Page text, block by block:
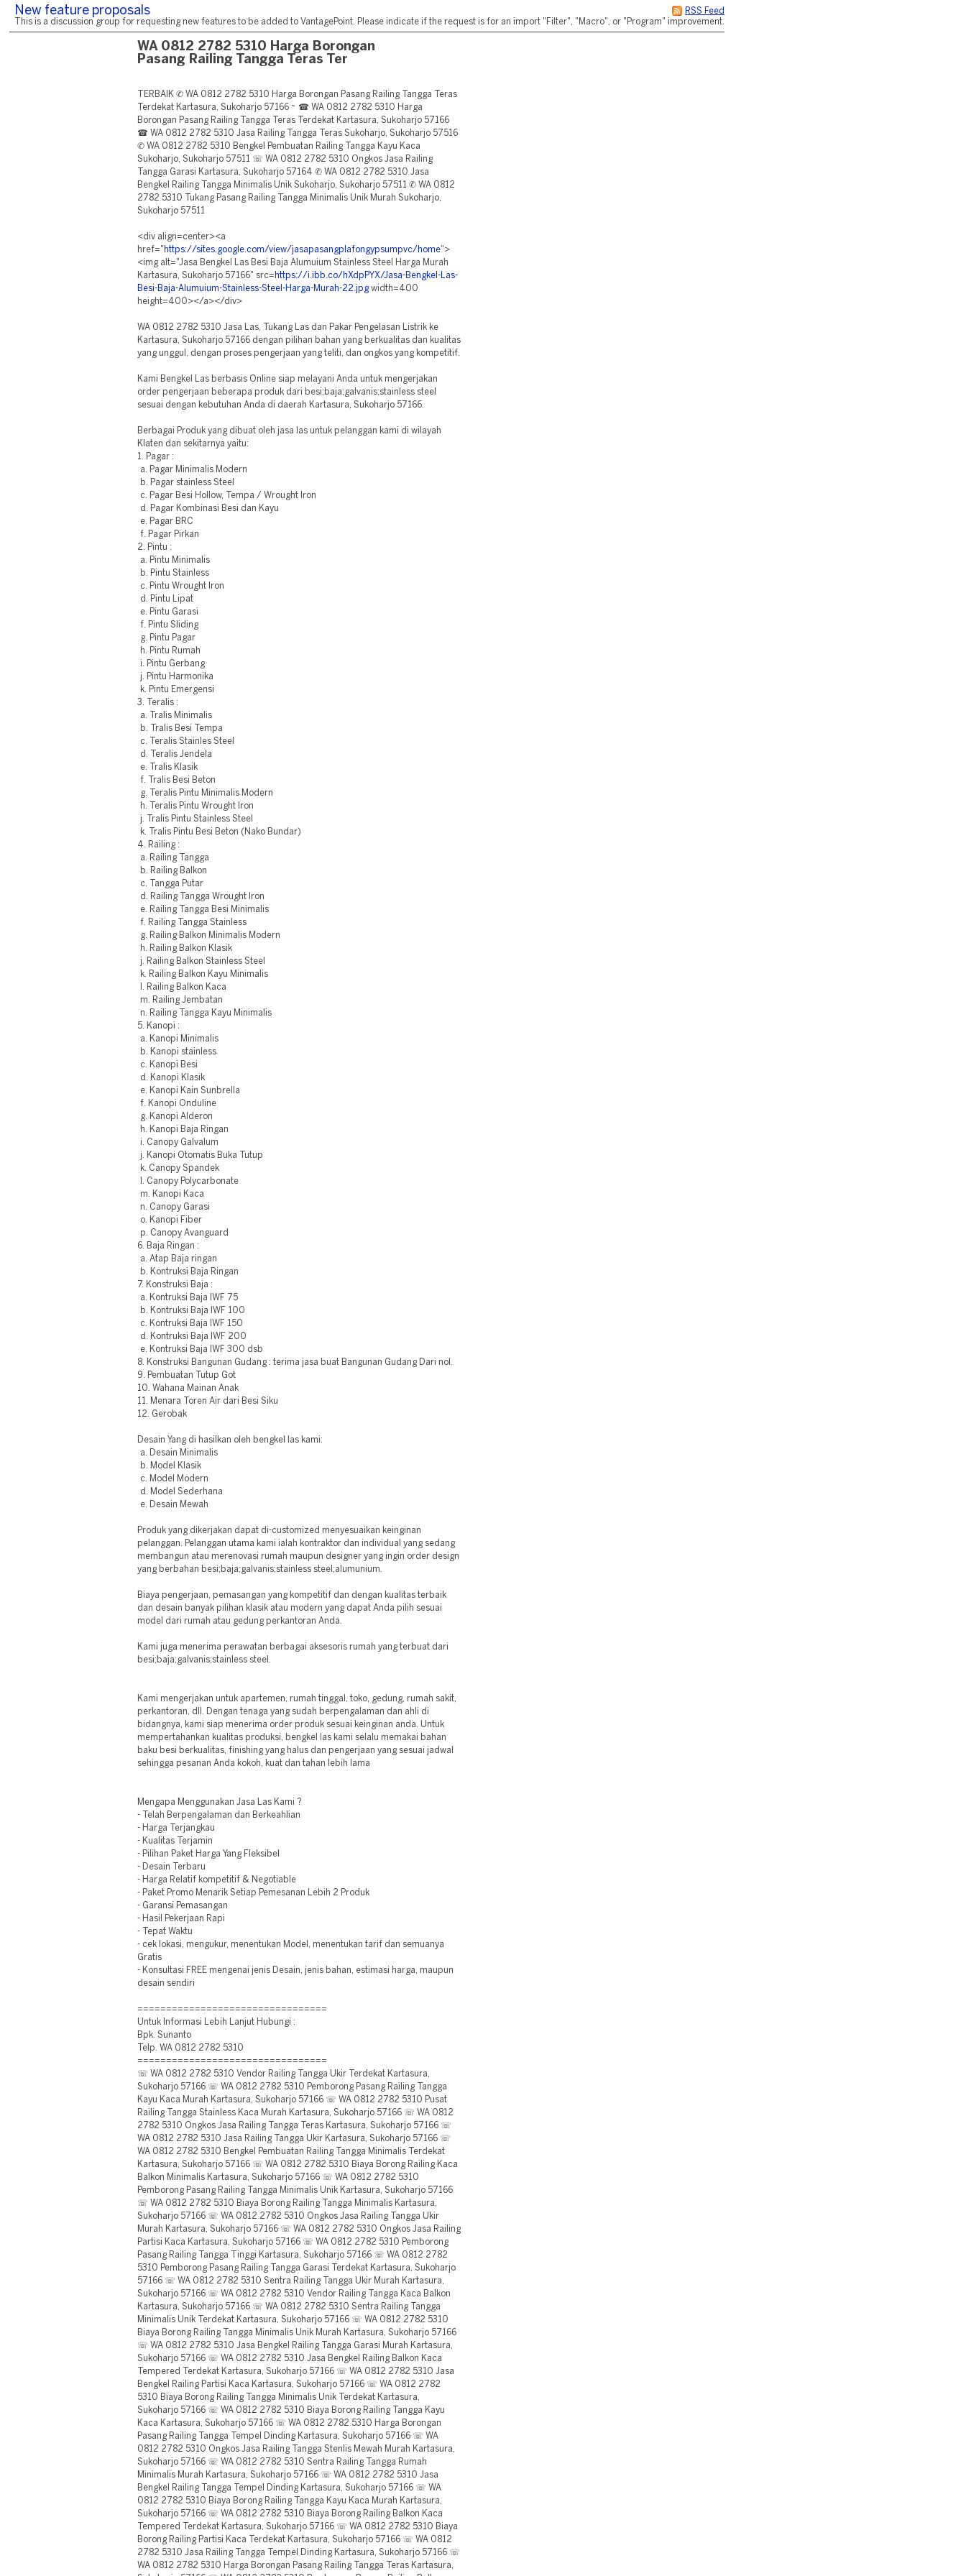
RSS Feed
New feature proposals
This is a discussion group for requesting new features to be added to VantagePoint. Please indicate if the request is for an import "Filter", "Macro", or "Program" improvement.
WA 0812 2782 5310 Harga Borongan
Pasang Railing Tangga Teras Ter
TERBAIK ✆ WA 0812 2782 5310 Harga Borongan Pasang Railing Tangga Teras
Terdekat Kartasura, Sukoharjo 57166 ~ ☎ WA 0812 2782 5310 Harga
Borongan Pasang Railing Tangga Teras Terdekat Kartasura, Sukoharjo 57166
☎ WA 0812 2782 5310 Jasa Railing Tangga Teras Sukoharjo, Sukoharjo 57516
✆ WA 0812 2782 5310 Bengkel Pembuatan Railing Tangga Kayu Kaca
Sukoharjo, Sukoharjo 57511 ☏ WA 0812 2782 5310 Ongkos Jasa Railing
Tangga Garasi Kartasura, Sukoharjo 57164 ✆ WA 0812 2782 5310 Jasa
Bengkel Railing Tangga Minimalis Unik Sukoharjo, Sukoharjo 57511 ✆ WA 0812
2782 5310 Tukang Pasang Railing Tangga Minimalis Unik Murah Sukoharjo,
Sukoharjo 57511
<div align=center><a
href=" https://sites.google.com/view/jasapasangplafongypsumpvc/home">
<img alt="Jasa Bengkel Las Besi Baja Alumuium Stainless Steel Harga Murah
Kartasura, Sukoharjo 57166" src= https://i.ibb.co/hXdpPYX/Jasa-Bengkel-Las-
Besi-Baja-Alumuium-Stainless-Steel-Harga-Murah-22.jpgwidth=400
height=400></a></div>
WA 0812 2782 5310 Jasa Las, Tukang Las dan Pakar Pengelasan Listrik ke
Kartasura, Sukoharjo 57166 dengan pilihan bahan yang berkualitas dan kualitas
yang unggul, dengan proses pengerjaan yang teliti, dan ongkos yang kompetitif.
Kami Bengkel Las berbasis Online siap melayani Anda untuk mengerjakan
order pengerjaan beberapa produk dari besi;baja;galvanis;stainless steel
sesuai dengan kebutuhan Anda di daerah Kartasura, Sukoharjo 57166.
Berbagai Produk yang dibuat oleh jasa las untuk pelanggan kami di wilayah
Klaten dan sekitarnya yaitu:
1. Pagar :
a. Pagar Minimalis Modern
b. Pagar stainless Steel
c. Pagar Besi Hollow, Tempa / Wrought Iron
d. Pagar Kombinasi Besi dan Kayu
e. Pagar BRC
f. Pagar Pirkan
2. Pintu :
a. Pintu Minimalis
b. Pintu Stainless
c. Pintu Wrought Iron
d. Pintu Lipat
e. Pintu Garasi
f. Pintu Sliding
g. Pintu Pagar
h. Pintu Rumah
i. Pintu Gerbang
j. Pintu Harmonika
k. Pintu Emergensi
3. Teralis :
a. Tralis Minimalis
b. Tralis Besi Tempa
c. Teralis Stainles Steel
d. Teralis Jendela
e. Tralis Klasik
f. Tralis Besi Beton
g. Teralis Pintu Minimalis Modern
h. Teralis Pintu Wrought Iron
j. Tralis Pintu Stainless Steel
k. Tralis Pintu Besi Beton (Nako Bundar)
4. Railing :
a. Railing Tangga
b. Railing Balkon
c. Tangga Putar
d. Railing Tangga Wrought Iron
e. Railing Tangga Besi Minimalis
f. Railing Tangga Stainless
g. Railing Balkon Minimalis Modern
h. Railing Balkon Klasik
j. Railing Balkon Stainless Steel
k. Railing Balkon Kayu Minimalis
l. Railing Balkon Kaca
m. Railing Jembatan
n. Railing Tangga Kayu Minimalis
5. Kanopi :
a. Kanopi Minimalis
b. Kanopi stainless
c. Kanopi Besi
d. Kanopi Klasik
e. Kanopi Kain Sunbrella
f. Kanopi Onduline
g. Kanopi Alderon
h. Kanopi Baja Ringan
i. Canopy Galvalum
j. Kanopi Otomatis Buka Tutup
k. Canopy Spandek
l. Canopy Polycarbonate
m. Kanopi Kaca
n. Canopy Garasi
o. Kanopi Fiber
p. Canopy Avanguard
6. Baja Ringan :
a. Atap Baja ringan
b. Kontruksi Baja Ringan
7. Konstruksi Baja :
a. Kontruksi Baja IWF 75
b. Kontruksi Baja IWF 100
c. Kontruksi Baja IWF 150
d. Kontruksi Baja IWF 200
e. Kontruksi Baja IWF 300 dsb
8. Konstruksi Bangunan Gudang : terima jasa buat Bangunan Gudang Dari nol.
9. Pembuatan Tutup Got
10. Wahana Mainan Anak
11. Menara Toren Air dari Besi Siku
12. Gerobak
Desain Yang di hasilkan oleh bengkel las kami:
a. Desain Minimalis
b. Model Klasik
c. Model Modern
d. Model Sederhana
e. Desain Mewah
Produk yang dikerjakan dapat di-customized menyesuaikan keinginan
pelanggan. Pelanggan utama kami ialah kontraktor dan individual yang sedang
membangun atau merenovasi rumah maupun designer yang ingin order design
yang berbahan besi;baja;galvanis;stainless steel;alumunium.
Biaya pengerjaan, pemasangan yang kompetitif dan dengan kualitas terbaik
dan desain banyak pilihan klasik atau modern yang dapat Anda pilih sesuai
model dari rumah atau gedung perkantoran Anda.
Kami juga menerima perawatan berbagai aksesoris rumah yang terbuat dari
besi;baja;galvanis;stainless steel.
Kami mengerjakan untuk apartemen, rumah tinggal, toko, gedung, rumah sakit,
perkantoran, dll. Dengan tenaga yang sudah berpengalaman dan ahli di
bidangnya, kami siap menerima order produk sesuai keinginan anda. Untuk
mempertahankan kualitas produksi, bengkel las kami selalu memakai bahan
baku besi berkualitas, finishing yang halus dan pengerjaan yang sesuai jadwal
sehingga pesanan Anda kokoh, kuat dan tahan lebih lama
Mengapa Menggunakan Jasa Las Kami ?
- Telah Berpengalaman dan Berkeahlian
- Harga Terjangkau
- Kualitas Terjamin
- Pilihan Paket Harga Yang Fleksibel
- Desain Terbaru
- Harga Relatif kompetitif & Negotiable
- Paket Promo Menarik Setiap Pemesanan Lebih 2 Produk
- Garansi Pemasangan
- Hasil Pekerjaan Rapi
- Tepat Waktu
- cek lokasi, mengukur, menentukan Model, menentukan tarif dan semuanya
Gratis
- Konsultasi FREE mengenai jenis Desain, jenis bahan, estimasi harga, maupun
desain sendiri
=================================
Untuk Informasi Lebih Lanjut Hubungi :
Bpk. Sunanto
Telp. WA 0812 2782 5310
=================================
☏ WA 0812 2782 5310 Vendor Railing Tangga Ukir Terdekat Kartasura,
Sukoharjo 57166 ☏ WA 0812 2782 5310 Pemborong Pasang Railing Tangga
Kayu Kaca Murah Kartasura, Sukoharjo 57166 ☏ WA 0812 2782 5310 Pusat
Railing Tangga Stainless Kaca Murah Kartasura, Sukoharjo 57166 ☏ WA 0812
2782 5310 Ongkos Jasa Railing Tangga Teras Kartasura, Sukoharjo 57166 ☏
WA 0812 2782 5310 Jasa Railing Tangga Ukir Kartasura, Sukoharjo 57166 ☏
WA 0812 2782 5310 Bengkel Pembuatan Railing Tangga Minimalis Terdekat
Kartasura, Sukoharjo 57166 ☏ WA 0812 2782 5310 Biaya Borong Railing Kaca
Balkon Minimalis Kartasura, Sukoharjo 57166 ☏ WA 0812 2782 5310
Pemborong Pasang Railing Tangga Minimalis Unik Kartasura, Sukoharjo 57166
☏ WA 0812 2782 5310 Biaya Borong Railing Tangga Minimalis Kartasura,
Sukoharjo 57166 ☏ WA 0812 2782 5310 Ongkos Jasa Railing Tangga Ukir
Murah Kartasura, Sukoharjo 57166 ☏ WA 0812 2782 5310 Ongkos Jasa Railing
Partisi Kaca Kartasura, Sukoharjo 57166 ☏ WA 0812 2782 5310 Pemborong
Pasang Railing Tangga Tinggi Kartasura, Sukoharjo 57166 ☏ WA 0812 2782
5310 Pemborong Pasang Railing Tangga Garasi Terdekat Kartasura, Sukoharjo
57166 ☏ WA 0812 2782 5310 Sentra Railing Tangga Ukir Murah Kartasura,
Sukoharjo 57166 ☏ WA 0812 2782 5310 Vendor Railing Tangga Kaca Balkon
Kartasura, Sukoharjo 57166 ☏ WA 0812 2782 5310 Sentra Railing Tangga
Minimalis Unik Terdekat Kartasura, Sukoharjo 57166 ☏ WA 0812 2782 5310
Biaya Borong Railing Tangga Minimalis Unik Murah Kartasura, Sukoharjo 57166
☏ WA 0812 2782 5310 Jasa Bengkel Railing Tangga Garasi Murah Kartasura,
Sukoharjo 57166 ☏ WA 0812 2782 5310 Jasa Bengkel Railing Balkon Kaca
Tempered Terdekat Kartasura, Sukoharjo 57166 ☏ WA 0812 2782 5310 Jasa
Bengkel Railing Partisi Kaca Kartasura, Sukoharjo 57166 ☏ WA 0812 2782
5310 Biaya Borong Railing Tangga Minimalis Unik Terdekat Kartasura,
Sukoharjo 57166 ☏ WA 0812 2782 5310 Biaya Borong Railing Tangga Kayu
Kaca Kartasura, Sukoharjo 57166 ☏ WA 0812 2782 5310 Harga Borongan
Pasang Railing Tangga Tempel Dinding Kartasura, Sukoharjo 57166 ☏ WA
0812 2782 5310 Ongkos Jasa Railing Tangga Stenlis Mewah Murah Kartasura,
Sukoharjo 57166 ☏ WA 0812 2782 5310 Sentra Railing Tangga Rumah
Minimalis Murah Kartasura, Sukoharjo 57166 ☏ WA 0812 2782 5310 Jasa
Bengkel Railing Tangga Tempel Dinding Kartasura, Sukoharjo 57166 ☏ WA
0812 2782 5310 Biaya Borong Railing Tangga Kayu Kaca Murah Kartasura,
Sukoharjo 57166 ☏ WA 0812 2782 5310 Biaya Borong Railing Balkon Kaca
Tempered Terdekat Kartasura, Sukoharjo 57166 ☏ WA 0812 2782 5310 Biaya
Borong Railing Partisi Kaca Terdekat Kartasura, Sukoharjo 57166 ☏ WA 0812
2782 5310 Jasa Railing Tangga Tempel Dinding Kartasura, Sukoharjo 57166 ☏
WA 0812 2782 5310 Harga Borongan Pasang Railing Tangga Teras Kartasura,